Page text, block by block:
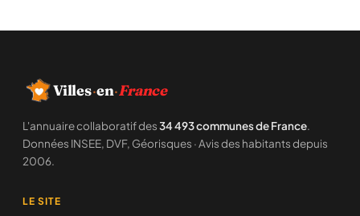
Villes·en·France
L'annuaire collaboratif des34 493 communes de France.
Données INSEE, DVF, Géorisques · Avis des habitants depuis
2006.
LE SITE